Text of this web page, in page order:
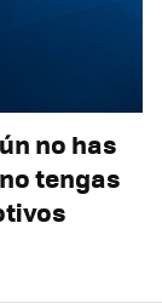
no has
tengas